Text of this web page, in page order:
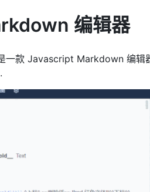
编辑器
款 Javascript Markdown 编辑